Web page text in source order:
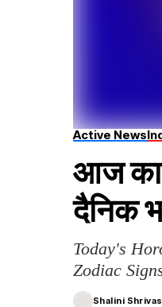
Active News
आज का
दैनिक
Today's
Zodiac
Shalini